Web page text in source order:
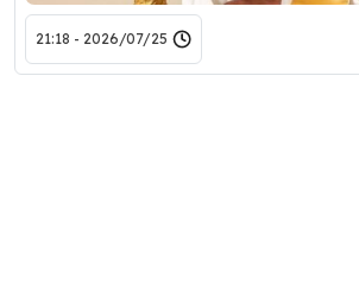
2026/07/25 - 21:18